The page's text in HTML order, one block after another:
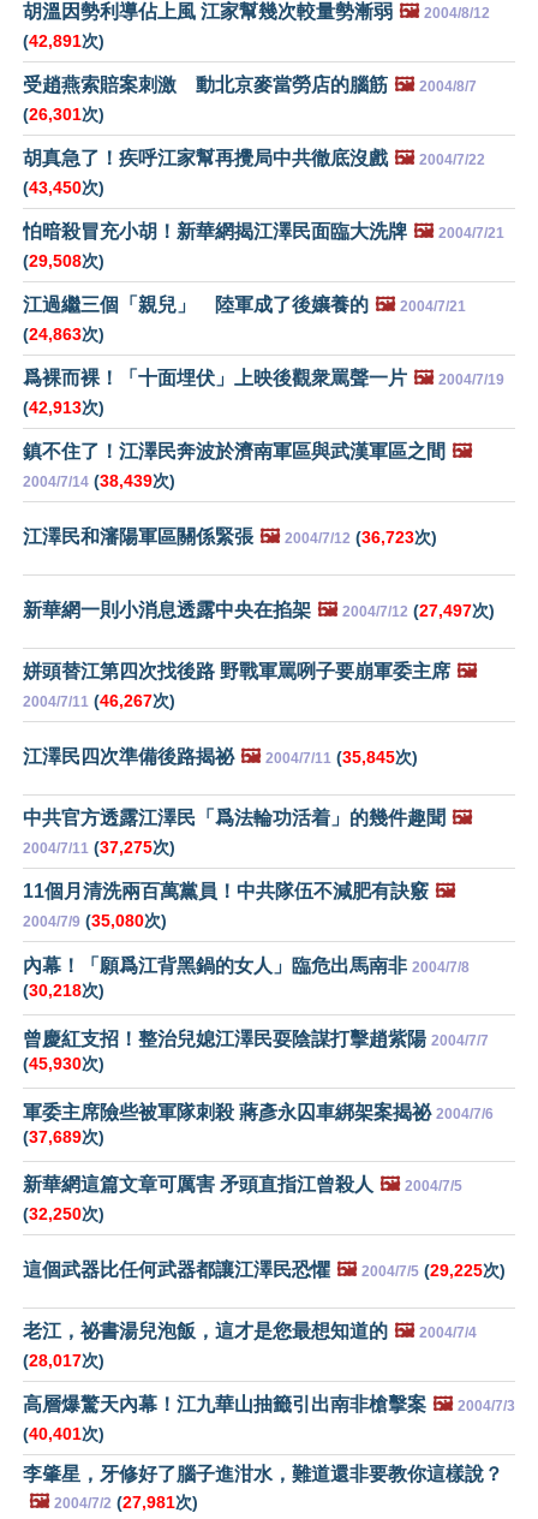
胡溫因勢利導佔上風 江家幫幾次較量勢漸弱 🖼️ 2004/8/12
(42,891次)
受趙燕索賠案刺激 動北京麥當勞店的腦筋 🖼️ 2004/8/7
(26,301次)
胡真急了！疾呼江家幫再攪局中共徹底沒戲 🖼️ 2004/7/22
(43,450次)
怕暗殺冒充小胡！新華網揭江澤民面臨大洗牌 🖼️ 2004/7/21
(29,508次)
江過繼三個「親兒」 陸軍成了後孃養的 🖼️ 2004/7/21
(24,863次)
爲裸而裸！「十面埋伏」上映後觀衆罵聲一片 🖼️ 2004/7/19
(42,913次)
鎮不住了！江澤民奔波於濟南軍區與武漢軍區之間 🖼️
2004/7/14 (38,439次)
江澤民和瀋陽軍區關係緊張 🖼️ 2004/7/12 (36,723次)
新華網一則小消息透露中央在掐架 🖼️ 2004/7/12 (27,497次)
姘頭替江第四次找後路 野戰軍罵咧子要崩軍委主席 🖼️
2004/7/11 (46,267次)
江澤民四次準備後路揭祕 🖼️ 2004/7/11 (35,845次)
中共官方透露江澤民「爲法輪功活着」的幾件趣聞 🖼️
2004/7/11 (37,275次)
11個月清洗兩百萬黨員！中共隊伍不減肥有訣竅 🖼️
2004/7/9 (35,080次)
內幕！「願爲江背黑鍋的女人」臨危出馬南非 2004/7/8
(30,218次)
曾慶紅支招！整治兒媳江澤民耍陰謀打擊趙紫陽 2004/7/7
(45,930次)
軍委主席險些被軍隊刺殺 蔣彥永囚車綁架案揭祕 2004/7/6
(37,689次)
新華網這篇文章可厲害 矛頭直指江曾殺人 🖼️ 2004/7/5
(32,250次)
這個武器比任何武器都讓江澤民恐懼 🖼️ 2004/7/5 (29,225次)
老江，祕書湯兒泡飯，這才是您最想知道的 🖼️ 2004/7/4
(28,017次)
高層爆驚天內幕！江九華山抽籤引出南非槍擊案 🖼️ 2004/7/3
(40,401次)
李肇星，牙修好了腦子進泔水，難道還非要教你這樣說？
🖼️ 2004/7/2 (27,981次)